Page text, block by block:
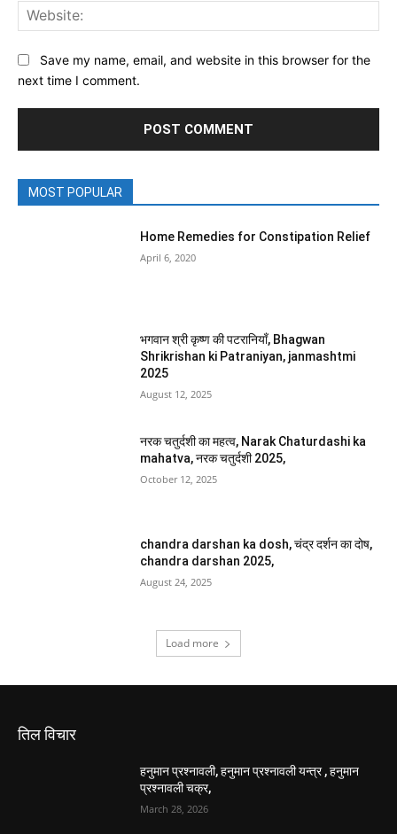
Save my name, email, and website in this browser for the
next time I comment.
MOST POPULAR
Home Remedies for Constipation Relief
April 6, 2020
भगवान श्री कृष्ण की पटरानियाँ, Bhagwan
Shrikrishan ki Patraniyan, janmashtmi
2025
August 12, 2025
नरक चतुर्दशी का महत्व, Narak Chaturdashi ka
mahatva, नरक चतुर्दशी 2025,
October 12, 2025
chandra darshan ka dosh, चंद्र दर्शन का दोष,
chandra darshan 2025,
August 24, 2025
Load more
तिल विचार
हनुमान प्रश्नावली, हनुमान प्रश्नावली यन्त्र , हनुमान
प्रश्नावली चक्र,
March 28, 2026